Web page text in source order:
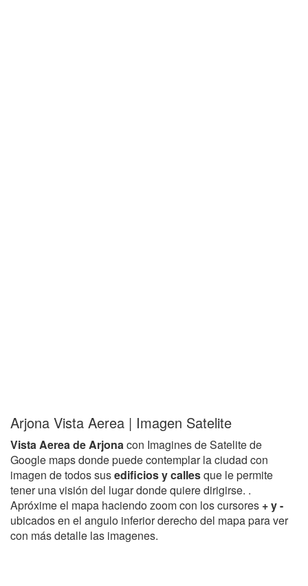
Arjona Vista Aerea | Imagen Satelite
Vista Aerea de Arjonacon Imagines de Satelite de
Google maps donde puede contemplar la ciudad con
imagen de todos susedificios y callesque le permite
tener una visión del lugar donde quiere dirigirse. .
Apróxime el mapa haciendo zoom con los cursores + y -
ubicados en el angulo inferior derecho del mapa para ver
con más detalle las imagenes.